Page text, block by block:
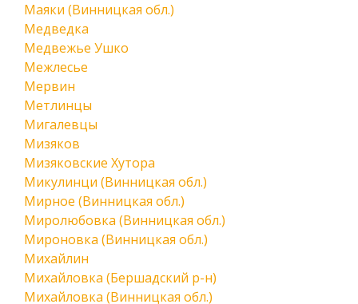
Маяки (Винницкая обл.)
Медведка
Медвежье Ушко
Межлесье
Мервин
Метлинцы
Мигалевцы
Мизяков
Мизяковские Хутора
Микулинци (Винницкая обл.)
Мирное (Винницкая обл.)
Миролюбовка (Винницкая обл.)
Мироновка (Винницкая обл.)
Михайлин
Михайловка (Бершадский р-н)
Михайловка (Винницкая обл.)